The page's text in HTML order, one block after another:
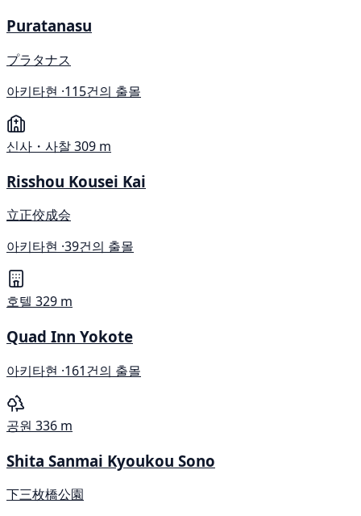
Puratanasu
プラタナス
아키타현 ·115건의 출몰
신사・사찰309 m
Risshou Kousei Kai
立正佼成会
아키타현 ·39건의 출몰
호텔 329 m
Quad Inn Yokote
아키타현 ·161건의 출몰
공원 336 m
Shita Sanmai Kyoukou Sono
下三枚橋公園